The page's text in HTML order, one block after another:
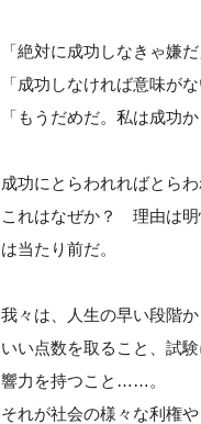
「絶対に成功しなきゃ嫌だ
「成功しなければ意味がな
「もうだめだ。私は成功
成功にとらわれればとら
これはなぜか？ 理由は明
は当たり前だ。
我々は、人生の早い段階か
いい点数を取ること、試
響力を持つこと……。
それが社会の様々な利権